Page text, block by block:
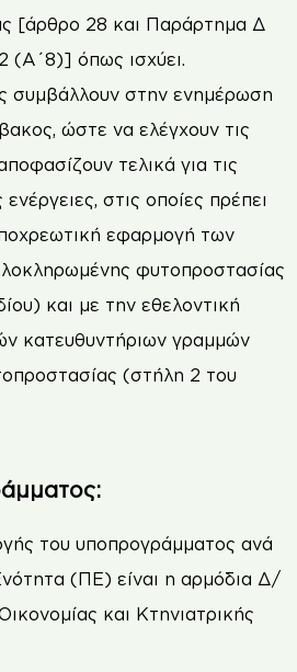
[άρθρο 28 και Παράρτημα Δ
(Α΄8)] όπως ισχύει.
συμβάλλουν στην ενημέρωση
ώστε να ελέγχουν τις
τελικά για τις
στις οποίες πρέπει
εφαρμογή των
φυτοπροστασίας
και με την εθελοντική
κατευθυντήριων γραμμών
(στήλη 2 του
του υποπρογράμματος ανά
(ΠΕ) είναι η αρμόδια Δ/
και Κτηνιατρικής